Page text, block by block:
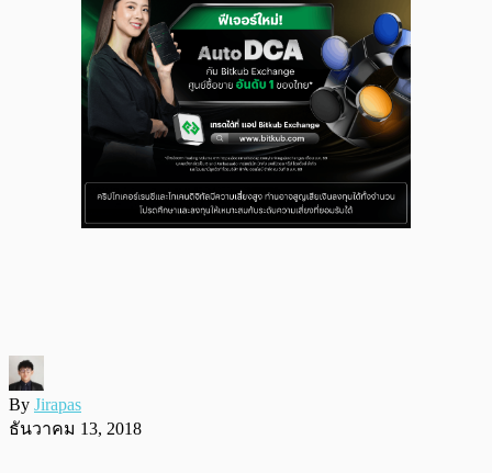
By Jirapas
ธันวาคม 13, 2018